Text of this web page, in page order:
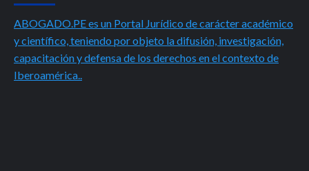
ABOGADO.PE es un Portal Jurídico de carácter académico
y científico, teniendo por objeto la difusión, investigación,
capacitación y defensa de los derechos en el contexto de
Iberoamérica..